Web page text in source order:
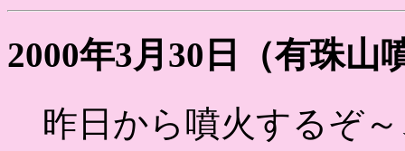
2000年3月30日（有珠山
昨日から噴火するぞ